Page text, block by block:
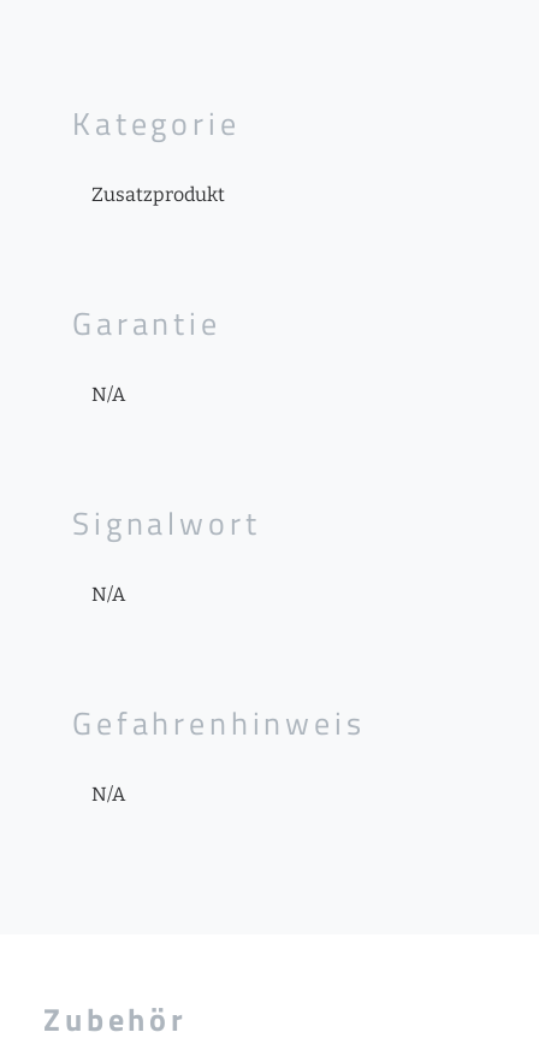
Kategorie
Zusatzprodukt
Garantie
N/A
Signalwort
N/A
Gefahrenhinweis
N/A
Zubehör